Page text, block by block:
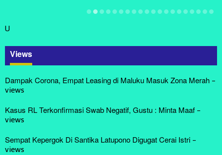
U
Views
Dampak Corona, Empat Leasing di Maluku Masuk Zona Merah -
views
Kasus RL Terkonfirmasi Swab Negatif, Gustu : Minta Maaf -
views
Sempat Kepergok Di Santika Latupono Digugat Cerai Istri -
views